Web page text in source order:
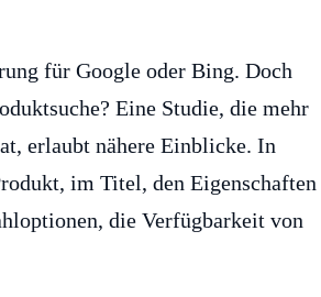
für Google oder Bing. Doch
Eine Studie, die mehr
erlaubt nähere Einblicke. In
im Titel, den Eigenschaften
die Verfügbarkeit von